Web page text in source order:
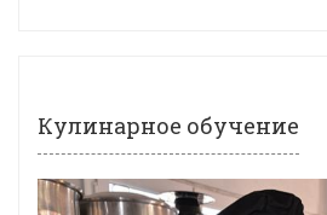
Кулинарное обучение